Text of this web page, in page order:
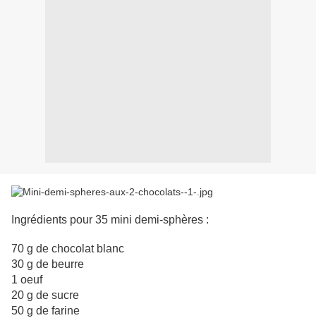
Ingrédients pour 35 mini demi-sphères :
70 g de chocolat blanc
30 g de beurre
1 oeuf
20 g de sucre
50 g de farine